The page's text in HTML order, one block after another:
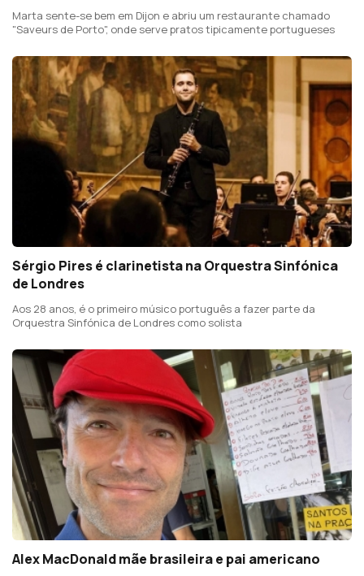
Marta sente-se bem em Dijon e abriu um restaurante chamado
"Saveurs de Porto", onde serve pratos tipicamente portugueses
Sérgio Pires é clarinetista na Orquestra Sinfónica
de Londres
Aos 28 anos, é o primeiro músico português a fazer parte da
Orquestra Sinfónica de Londres como solista
Alex MacDonald mãe brasileira e pai americano